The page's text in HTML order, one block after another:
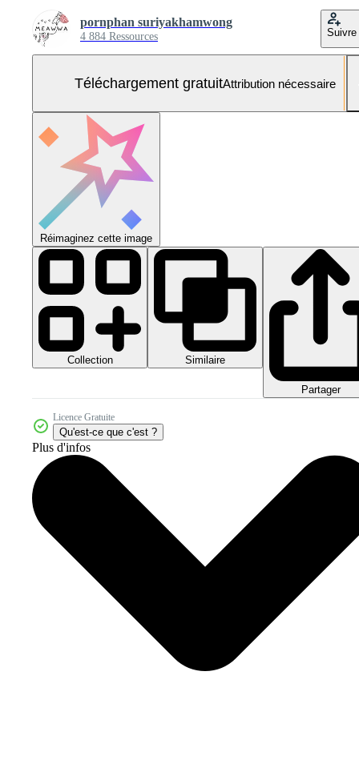
pornphan suriyakhamwong
4 884 Ressources Suivre
Téléchargement gratuitAttribution nécessaire
Réimaginez cette image
Collection Similaire
Partager
Licence Gratuite
Qu'est-ce que c'est ?
Plus d'infos